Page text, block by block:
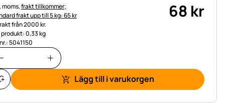
moms,frakt tillkommer;
frakt upp till 5 kg: 65 kr
från 2000 kr.
0,33 kg
5041150
68 kr
Lägg till i varukorgen